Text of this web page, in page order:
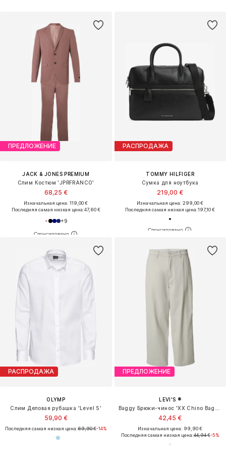
ПРЕДЛОЖЕНИЕ
JACK & JONES PREMIUM
Слим Костюм 'JPRFRANCO'
68,25 €
Изначальная цена: 119,00 €
Последняя самая низкая цена:47,60 €
+9
РАСПРОДАЖА
TOMMY HILFIGER
Сумка для ноутбука
219,00 €
Изначальная цена: 299,00 €
Последняя самая низкая цена:197,10 €
РАСПРОДАЖА
OLYMP
Слим Деловая рубашка 'Level 5'
59,90 €
Последняя самая низкая цена:69,90 €-14%
ПРЕДЛОЖЕНИЕ
LEVI'S ®
42,45 €
Изначальная цена: 99,90 €
Последняя самая низкая цена:44,94 €-5%